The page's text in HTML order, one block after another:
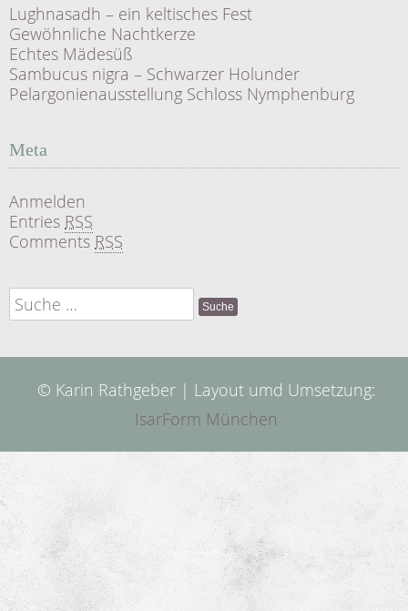
Lughnasadh – ein keltisches Fest
Gewöhnliche Nachtkerze
Echtes Mädesüß
Sambucus nigra – Schwarzer Holunder
Pelargonienausstellung Schloss Nymphenburg
Meta
Anmelden
Entries RSS
Comments RSS
Suche
nach:
© Karin Rathgeber | Layout umd Umsetzung:
IsarForm München